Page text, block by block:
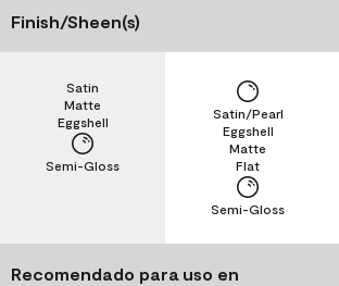
Finish/Sheen(s)
Semi-Gloss
Eggshell
Matte
Satin
Semi-Gloss
Flat
Matte
Eggshell
Satin/Pearl
Recomendado para uso en